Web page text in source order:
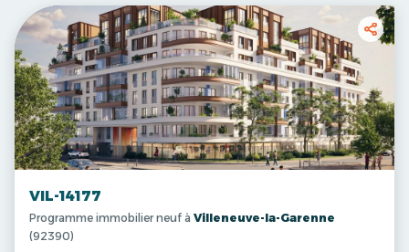
VIL-14177
Programme immobilier neuf à Villeneuve-la-Garenne
(92390)